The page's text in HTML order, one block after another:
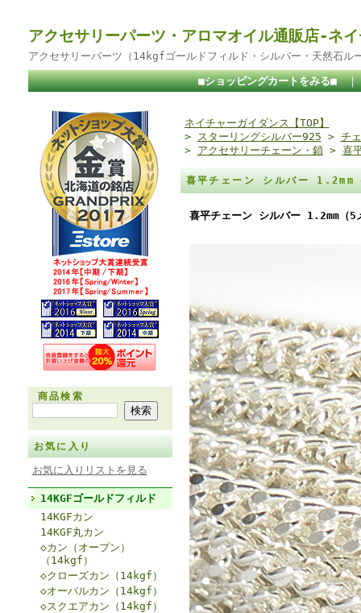
アクセサリーパーツ・アロマオイル通販店-ネ
アクセサリーパーツ（14kgfゴールドフィルド・シルバー・天然石ル
■ショッピングカートをみる■
商品検索
お気に入り
お気に入りリストを見る
14KGFゴールドフィルド
14KGFカン
14KGF丸カン
◇カン（オープン）
（14kgf）
◇クローズカン（14kgf）
◇オーバルカン（14kgf）
◇スクエアカン（14kgf）
ネイチャーガイダンス【TOP】
> スターリングシルバー925 > チ
> アクセサリーチェーン・鎖 > 喜
喜平チェーン シルバー
喜平チェーン シルバー 1.2mm（5